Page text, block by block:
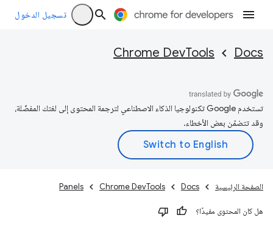
تسجيل الدخول
Docs
Chrome DevTools
تستخدم Google تكنولوجيا الذكاء الاصطناعي لترجمة المحتوى إلى لغتك المفضّلة،
وقد تتضمّن بعض الأخطاء.
الصفحة الرئيسية Docs
Chrome DevTools
Panels
هل كان المحتوى مفيدًا؟